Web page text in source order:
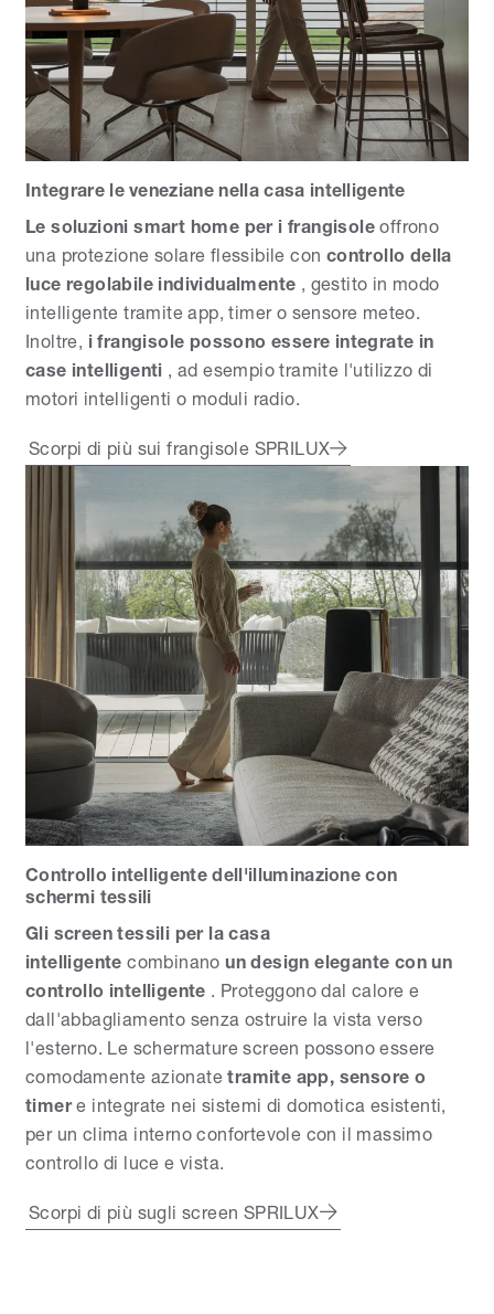
Integrare le veneziane nella casa intelligente
Le soluzioni smart home per i frangisole offrono
una protezione solare flessibile con controllo della
luce regolabile individualmente , gestito in modo
intelligente tramite app, timer o sensore meteo.
Inoltre, i frangisole possono essere integrate in
case intelligenti , ad esempio tramite l'utilizzo di
motori intelligenti o moduli radio.
Scorpi di più sui frangisole SPRILUX
Controllo intelligente dell'illuminazione con
schermi tessili
Gli screen tessili per la casa
intelligente combinano un design elegante con un
controllo intelligente . Proteggono dal calore e
dall'abbagliamento senza ostruire la vista verso
l'esterno. Le schermature screen possono essere
comodamente azionatetramite app, sensore o
timere integrate nei sistemi di domotica esistenti,
per un clima interno confortevole con il massimo
controllo di luce e vista.
Scorpi di più sugli screen SPRILUX